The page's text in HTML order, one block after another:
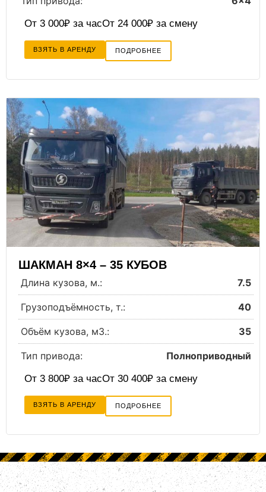
От 3 000₽ за часОт 24 000₽ за смену
ВЗЯТЬ В АРЕНДУ ПОДРОБНЕЕ
ШАКМАН 8×4 – 35 КУБОВ
Длина кузова, м.: 7.5
Грузоподъёмность, т.: 40
Объём кузова, м3.: 35
Тип привода: Полноприводный
От 3 800₽ за часОт 30 400₽ за смену
ВЗЯТЬ В АРЕНДУ ПОДРОБНЕЕ